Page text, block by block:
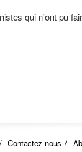
qui n'ont pu
Contactez-nous